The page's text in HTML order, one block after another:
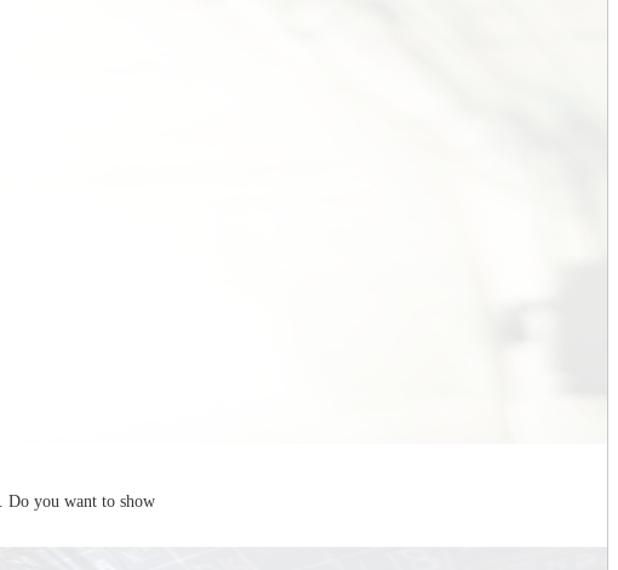
Do you want to show